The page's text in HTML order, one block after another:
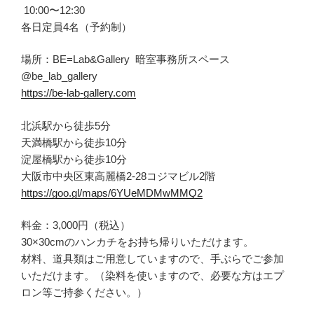
10:00〜12:30
各日定員4名（予約制）
場所：BE=Lab&Gallery 暗室事務所スペース
@be_lab_gallery
https://be-lab-gallery.com
北浜駅から徒歩5分
天満橋駅から徒歩10分
淀屋橋駅から徒歩10分
大阪市中央区東高麗橋2-28コジマビル2階
https://goo.gl/maps/6YUeMDMwMMQ2
料金：3,000円（税込）
30×30cmのハンカチをお持ち帰りいただけます。
材料、道具類はご用意していますので、手ぶらでご参加
いただけます。（染料を使いますので、必要な方はエプ
ロン等ご持参ください。）